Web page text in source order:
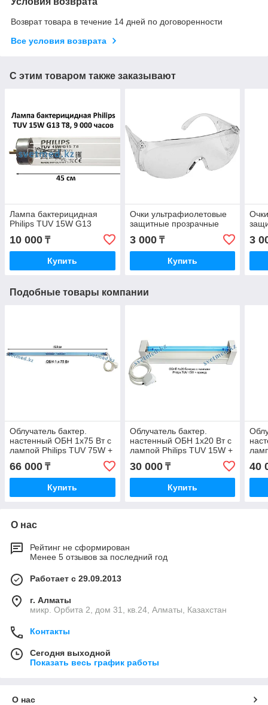
Возврат товара в течение 14 дней по договоренности
Все условия возврата
С этим товаром также заказывают
Лампа бактерицидная
Philips TUV 15W G13
10 000 ₸
Купить
Очки ультрафиолетовые
защитные прозрачные
3 000₸
Купить
3
Подобные товары компании
Облучатель бактер.
настенный ОБН 1х75 Вт с
лампой Philips TUV 75W +
66 000 ₸
Купить
Облучатель бактер.
настенный ОБН 1х20 Вт с
лампой Philips TUV 15W +
30 000₸
Купить
40
О нас
Рейтинг не сформирован
Менее 5 отзывов за последний год
Работает с 29.09.2013
г. Алматы
микр. Орбита 2, дом 31, кв.24, Алматы, Казахстан
Контакты
Сегодня выходной
Показать весь график работы
О нас